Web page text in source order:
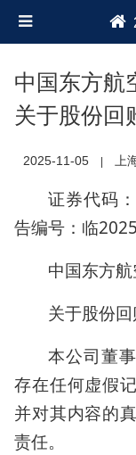
中国东方航
关于股份回
2025-11-05 上
证券代码
告编号：临
中国东方
关于股份
本公司董
存在任何虚假
并对其内容的
责任。